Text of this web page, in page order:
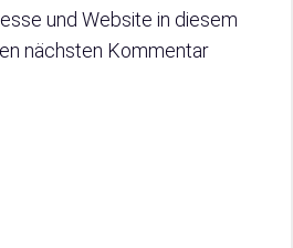
und Website in diesem
nächsten Kommentar